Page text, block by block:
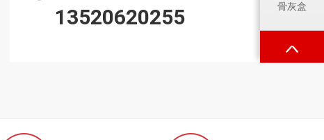
13520620255 骨灰盒